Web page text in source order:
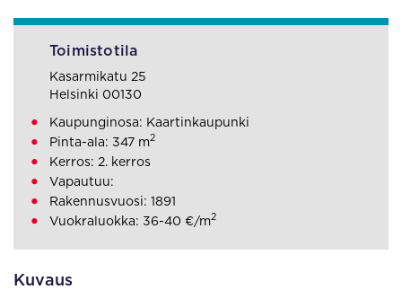
Kuvaus
Toimistotila
Kasarmikatu 25
Helsinki 00130
Kaupunginosa: Kaartinkaupunki
Pinta-ala: 347 m2
Kerros: 2. kerros
Vapautuu:
Rakennusvuosi: 1891
Vuokraluokka: 36-40 €/m2